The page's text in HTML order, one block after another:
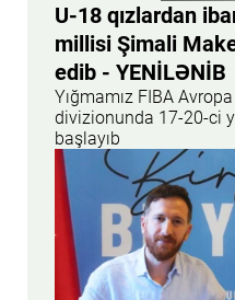
U-18 qızlardan
millisi Şimali
edib - YENİLƏNİB
Yığmamız FIBA
divizionunda 17-20-ci
başlayıb